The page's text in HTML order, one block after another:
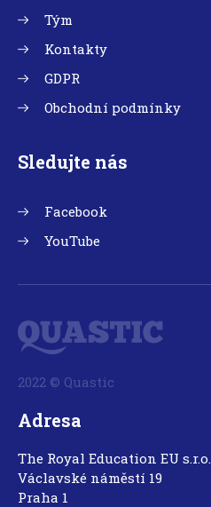
Tým
Kontakty
GDPR
Obchodní podmínky
Sledujte nás
Facebook
YouTube
2022 © Quastic
Adresa
The Royal Education EU s.r.o.
Václavské náměstí 19
Praha 1